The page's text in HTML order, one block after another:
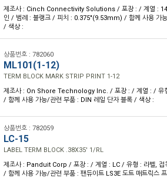
제조사 : Cinch Connectivity Solutions / 포장 : / 계열 :
인 / 범례 : 블랭크 / 피치 : 0.375"(9.53mm) / 함께 사용 가
/ 색상 :
상품번호 : 782060
ML101(1-12)
TERM BLOCK MARK STRIP PRINT 1-12
제조사 : On Shore Technology Inc. / 포장 : / 계열 : / 유
/ 함께 사용 가능/관련 부품 : DIN 레일 단자 블록 / 색상 :
상품번호 : 782059
LC-15
LABEL TERM BLOCK .38X35' 1/RL
제조사 : Panduit Corp / 포장 : / 계열 : LC / 유형 : 라벨, 접
/ 함께 사용 가능/관련 부품 : 팬듀이트 LS3E 도트 매트릭스